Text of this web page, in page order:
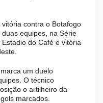
contra o Botafogo
equipes, na Série
do Café e vitória
um duelo
O técnico
o artilheiro da
marcados.